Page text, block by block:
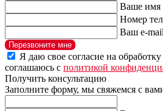
Ваше имя
Номер
Ваш e-mail
Перезвоните мне
Я даю свое согласие на
соглашаюсь с политикой
Получить консультацию
Заполните форму, мы свяжемся с